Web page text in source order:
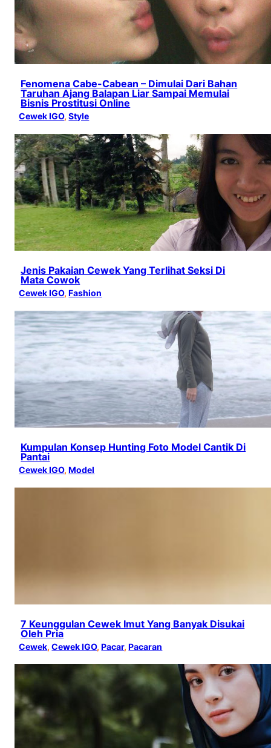
Fenomena Cabe-Cabean – Dimulai Dari Bahan
Taruhan Ajang Balapan Liar Sampai Memulai
Bisnis Prostitusi Online
Cewek IGO, Style
Jenis Pakaian Cewek Yang Terlihat Seksi Di
Mata Cowok
Cewek IGO, Fashion
Kumpulan Konsep Hunting Foto Model Cantik Di
Pantai
Cewek IGO, Model
7 Keunggulan Cewek Imut Yang Banyak Disukai
Oleh Pria
Cewek, Cewek IGO, Pacar, Pacaran